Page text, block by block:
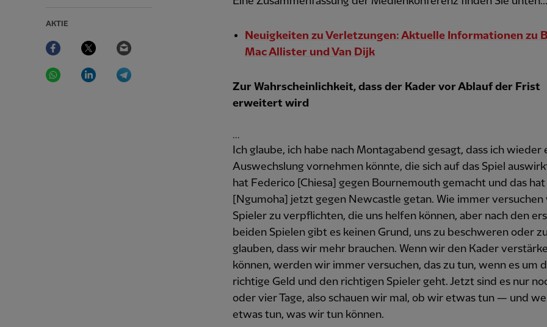
AKTIE
Facebook Twitter
WhatsAppLinkedIn
Neuigkeiten zu Verletzungen: Aktuelle Informationen zu
Mac Allister und Van Dijk
Zur Wahrscheinlichkeit, dass der Kader vor Ablauf der Frist
erweitert wird
...
Ich glaube, ich habe nach Montagabend gesagt, dass ich wieder
Auswechslung vornehmen könnte, die sich auf das Spiel
hat Federico [Chiesa] gegen Bournemouth gemacht und das hat
[Ngumoha] jetzt gegen Newcastle getan. Wie immer versuchen
Spieler zu verpflichten, die uns helfen können, aber nach den
beiden Spielen gibt es keinen Grund, uns zu beschweren oder zu
glauben, dass wir mehr brauchen. Wenn wir den Kader
können, werden wir immer versuchen, das zu tun, wenn es um
richtige Geld und den richtigen Spieler geht. Jetzt sind es nur
oder vier Tage, also schauen wir mal, ob wir etwas tun — und
etwas tun, was wir tun können.